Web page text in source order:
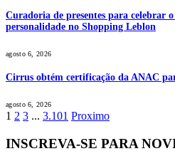
Curadoria de presentes para celebrar
personalidade no Shopping Leblon
agosto 6, 2026
Cirrus obtém certificação da ANAC
agosto 6, 2026
1 2 3 ... 3.101 Proximo
INSCREVA-SE PARA